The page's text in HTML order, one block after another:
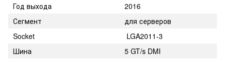
Год выхода
2016
Сегмент
для серверов
Socket
LGA2011-3
Шина
5 GT/s DMI